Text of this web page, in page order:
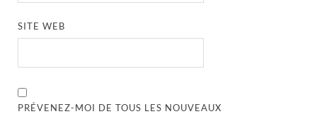
SITE WEB
PRÉVENEZ-MOI DE TOUS LES NOUVEAUX